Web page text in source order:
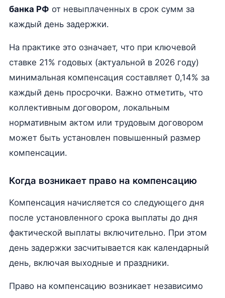
банка РФ от невыплаченных в срок сумм за
каждый день задержки.
На практике это означает, что при ключевой
ставке 21% годовых (актуальной в 2026 году)
минимальная компенсация составляет 0,14% за
каждый день просрочки. Важно отметить, что
коллективным договором, локальным
нормативным актом или трудовым договором
может быть установлен повышенный размер
компенсации.
Когда возникает право на компенсацию
Компенсация начисляется со следующего дня
после установленного срока выплаты до дня
фактической выплаты включительно. При этом
день задержки засчитывается как календарный
день, включая выходные и праздники.
Право на компенсацию возникает независимо